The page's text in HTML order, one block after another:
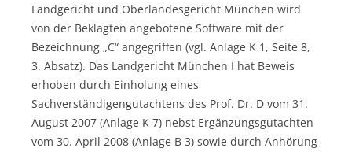
Landgericht und Oberlandesgericht München wird
von der Beklagten angebotene Software mit der
Bezeichnung „C“ angegriffen (vgl. Anlage K 1, Seite 8,
3. Absatz). Das Landgericht München I hat Beweis
erhoben durch Einholung eines
Sachverständigengutachtens des Prof. Dr. D vom 31.
August 2007 (Anlage K 7) nebst Ergänzungsgutachten
vom 30. April 2008 (Anlage B 3) sowie durch Anhörung